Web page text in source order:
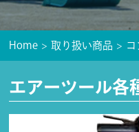
Home 取り扱い商品 コ
エアーツール各